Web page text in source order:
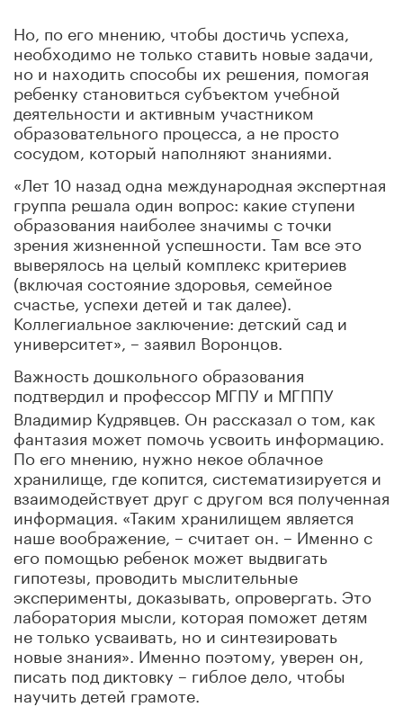
Но, по его мнению, чтобы достичь успеха,
необходимо не только ставить новые задачи,
но и находить способы их решения, помогая
ребенку становиться субъектом учебной
деятельности и активным участником
образовательного процесса, а не просто
сосудом, который наполняют знаниями.
«Лет 10 назад одна международная экспертная
группа решала один вопрос: какие ступени
образования наиболее значимы с точки
зрения жизненной успешности. Там все это
выверялось на целый комплекс критериев
(включая состояние здоровья, семейное
счастье, успехи детей и так далее).
Коллегиальное заключение: детский сад и
университет», – заявил Воронцов.
Важность дошкольного образования
подтвердил и профессор МГПУ и МГППУ
Владимир Кудрявцев. Он рассказал о том, как
фантазия может помочь усвоить информацию.
По его мнению, нужно некое облачное
хранилище, где копится, систематизируется и
взаимодействует друг с другом вся полученная
информация. «Таким хранилищем является
наше воображение, – считает он. – Именно с
его помощью ребенок может выдвигать
гипотезы, проводить мыслительные
эксперименты, доказывать, опровергать. Это
лаборатория мысли, которая поможет детям
не только усваивать, но и синтезировать
новые знания». Именно поэтому, уверен он,
писать под диктовку – гиблое дело, чтобы
научить детей грамоте.